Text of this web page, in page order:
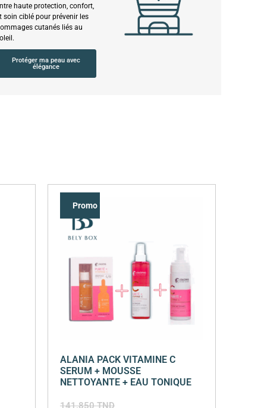
haute protection, confort,
soin ciblé pour prévenir les
cutanés liés au
Protéger ma peau avec
élégance
Promo !
ALANIA PACK VITAMINE C
SERUM + MOUSSE
NETTOYANTE + EAU TONIQUE
141,850TND